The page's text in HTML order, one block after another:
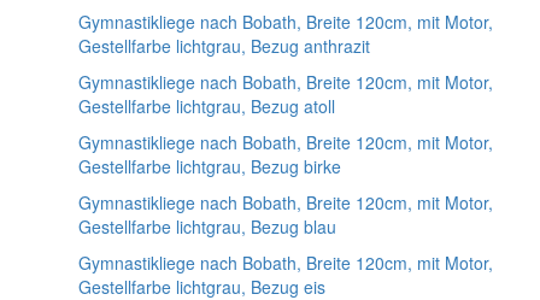
Gymnastikliege nach Bobath, Breite 120cm, mit Motor,
Gestellfarbe lichtgrau, Bezug anthrazit
Gymnastikliege nach Bobath, Breite 120cm, mit Motor,
Gestellfarbe lichtgrau, Bezug atoll
Gymnastikliege nach Bobath, Breite 120cm, mit Motor,
Gestellfarbe lichtgrau, Bezug birke
Gymnastikliege nach Bobath, Breite 120cm, mit Motor,
Gestellfarbe lichtgrau, Bezug blau
Gymnastikliege nach Bobath, Breite 120cm, mit Motor,
Gestellfarbe lichtgrau, Bezug eis